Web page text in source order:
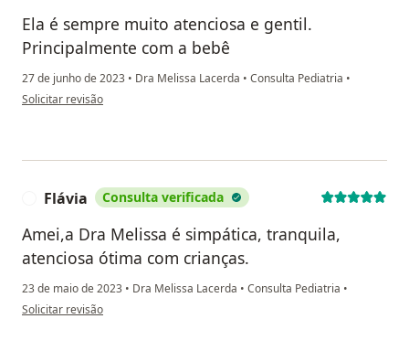
Ela é sempre muito atenciosa e gentil.
Principalmente com a bebê
27 de junho de 2023 • Dra Melissa Lacerda • Consulta Pediatria •
na opinião do utilizador Karen Castelli
Solicitar revisão
Flávia Consulta verificada
Amei,a Dra Melissa é simpática, tranquila,
atenciosa ótima com crianças.
23 de maio de 2023 • Dra Melissa Lacerda • Consulta Pediatria •
na opinião do utilizador Flávia
Solicitar revisão